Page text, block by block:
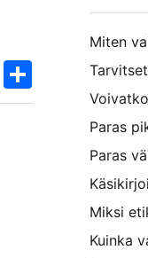
TwitterShare
Miksi